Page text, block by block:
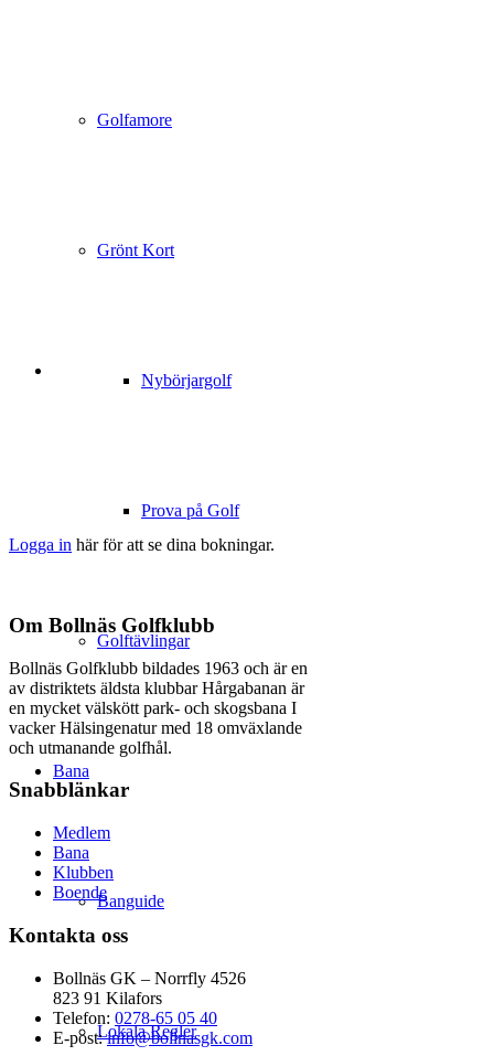
Golfamore
Grönt Kort
Nybörjargolf
Prova på Golf
Golftävlingar
Bana
Banguide
Lokala Regler
Logga in här för att se dina bokningar.
Om Bollnäs Golfklubb
Bollnäs Golfklubb bildades 1963 och är en
av distriktets äldsta klubbar Hårgabanan är
en mycket välskött park- och skogsbana I
vacker Hälsingenatur med 18 omväxlande
och utmanande golfhål.
Snabblänkar
Medlem
Bana
Klubben
Boende
Kontakta oss
Bollnäs GK – Norrfly 4526
823 91 Kilafors
Telefon: 0278-65 05 40
E-post:info@bollnasgk.com